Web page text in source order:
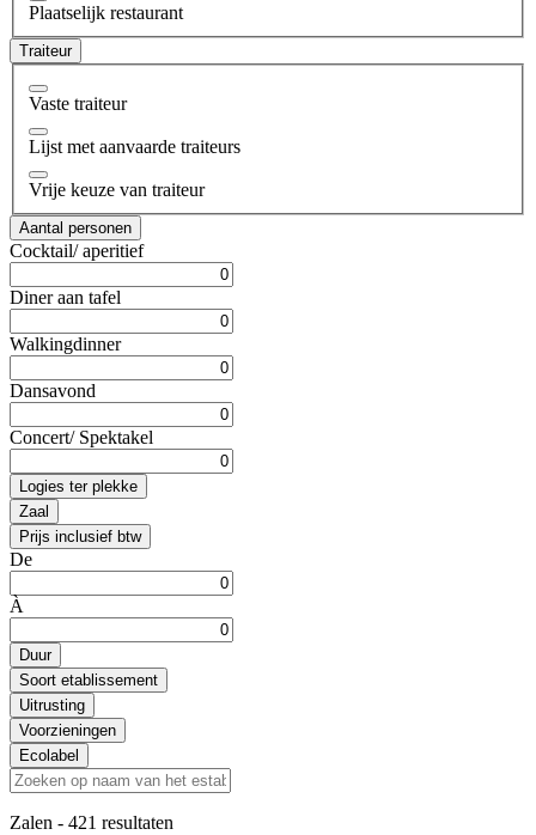
Plaatselijk restaurant
Traiteur
Vaste traiteur
Lijst met aanvaarde traiteurs
Vrije keuze van traiteur
Aantal personen
Cocktail/ aperitief
Diner aan tafel
Walkingdinner
Dansavond
Concert/ Spektakel
Logies ter plekke
Zaal
Prijs inclusief btw
De
À
Duur
Soort etablissement
Uitrusting
Voorzieningen
Ecolabel
Zalen - 421 resultaten